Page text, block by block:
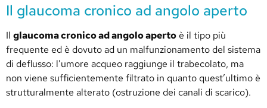
Il glaucoma cronico ad angolo aperto
Il glaucoma cronico ad angolo apertoè il tipo più
frequente ed è dovuto ad un malfunzionamento del sistema
di deflusso: l’umore acqueo raggiunge il trabecolato, ma
non viene sufficientemente filtrato in quanto quest’ultimo è
strutturalmente alterato (ostruzione dei canali di scarico).